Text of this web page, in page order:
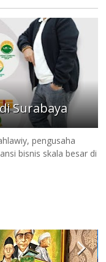
Surabaya
pengusaha
bisnis skala besar di